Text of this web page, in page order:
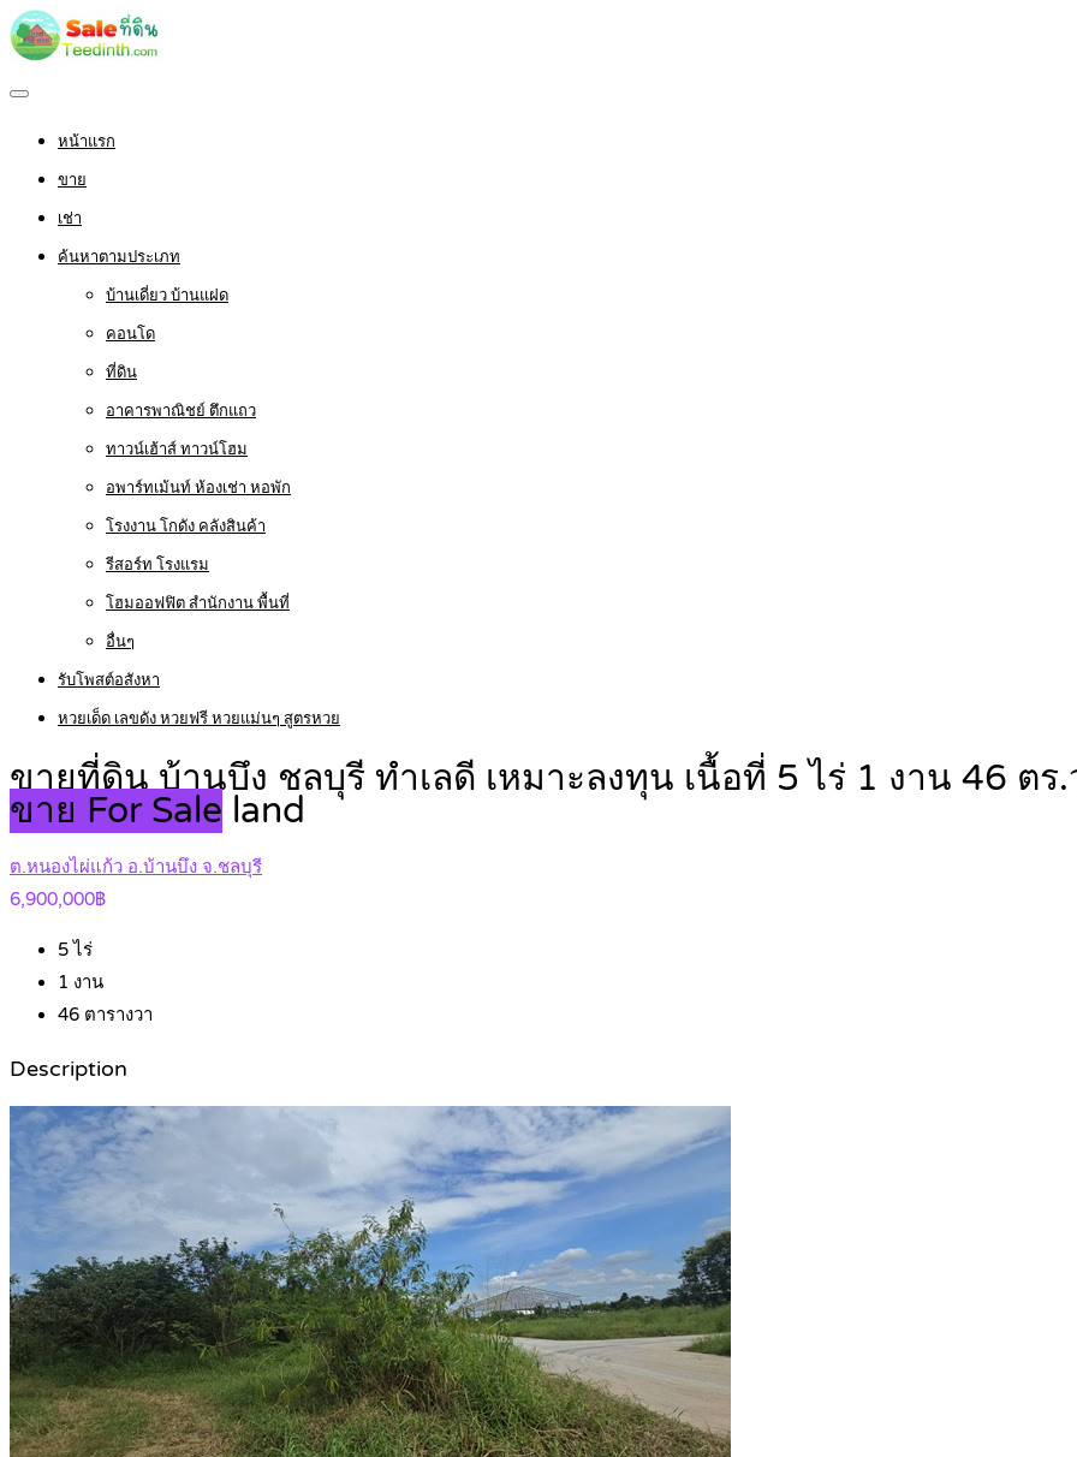
หน้าแรก
ขาย
เช่า
ค้นหาตามประเภท
บ้านเดี่ยว บ้านแฝด
คอนโด
ที่ดิน
อาคารพาณิชย์ ตึกแถว
ทาวน์เฮ้าส์ ทาวน์โฮม
อพาร์ทเม้นท์ ห้องเช่า หอพัก
โรงงาน โกดัง คลังสินค้า
รีสอร์ท โรงแรม
โฮมออฟฟิต สำนักงาน พื้นที่
อื่นๆ
รับโพสต์อสังหา
หวยเด็ด เลขดัง หวยฟรี หวยแม่นๆ สูตรหวย
ขายที่ดิน บ้านบึง ชลบุรี ทำเลดี เหมาะลงทุน เนื้อที่ 5 ไร่ 1 งาน 46 ต
ขาย For Sale land
ต.หนองไผ่แก้ว อ.บ้านบึง จ.ชลบุรี
6,900,000฿
5ไร่
1 งาน
46 ตารางวา
Description